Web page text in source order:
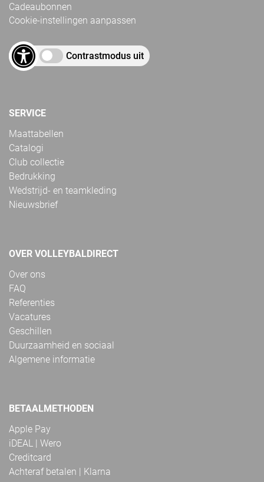
Cadeaubonnen
Cookie-instellingen aanpassen
Contrastmodus uit
SERVICE
Maattabellen
Catalogi
Club collectie
Bedrukking
Wedstrijd- en teamkleding
Nieuwsbrief
OVER VOLLEYBALDIRECT
Over ons
FAQ
Referenties
Vacatures
Geschillen
Duurzaamheid en sociaal
Algemene informatie
BETAALMETHODEN
Apple Pay
iDEAL | Wero
Creditcard
Achteraf betalen | Klarna